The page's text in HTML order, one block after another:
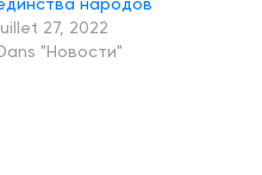
27, 2022
"Новости"